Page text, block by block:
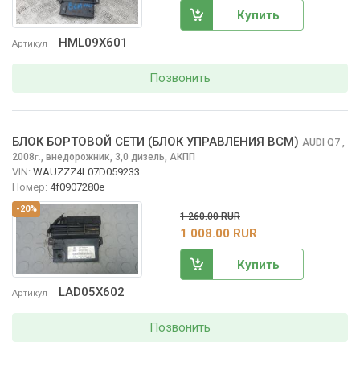
Артикул HML09X601
Купить
Позвонить
-20%
Артикул LAD05X602
БЛОК БОРТОВОЙ СЕТИ (БЛОК УПРАВЛЕНИЯ BCM) AUDI Q7 ,
2008г., внедорожник, 3,0 дизель, АКПП
VIN: WAUZZZ4L07D059233
Номер: 4f0907280e
1 260.00 RUR
1 008.00 RUR
Купить
Позвонить